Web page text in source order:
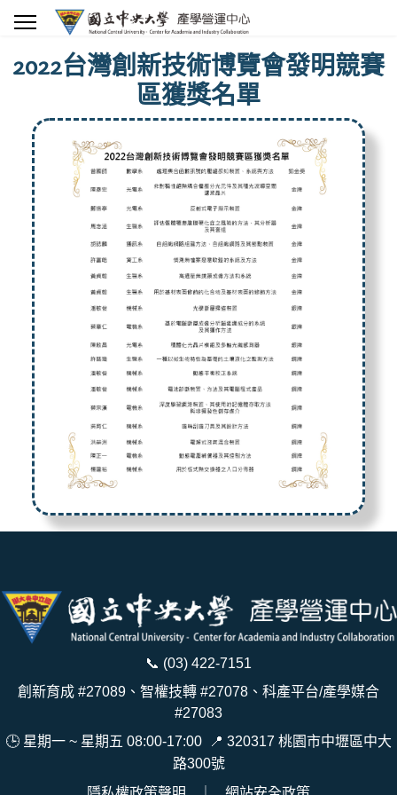
2022台灣創新技術博覽會發明競賽
區獲獎名單
📞 (03) 422-7151
創新育成 #27089、智權技轉 #27078、科產平台/產學媒合
#27083
🕒 星期一 ~ 星期五 08:00-17:00
📍 320317 桃園市中壢區中大
路300號